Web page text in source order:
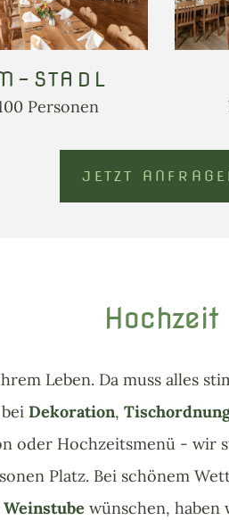
STADL
Personen
JETZT
Hochzeit
Leben. Da muss alles
Dekoration,
oder Hochzeitsmenü - wir
Platz. Bei schönem
Weinstube wünschen,